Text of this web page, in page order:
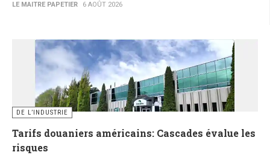
LE MAITRE PAPETIER 6 AOÛT 2026
DE L’INDUSTRIE
Tarifs douaniers américains: Cascades évalue les
risques